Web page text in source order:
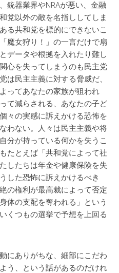
銃器業界やNRAが悪い、金融
党以外の敵を名指ししてしま
る共和党を標的にできないこ
魔女狩り！」の一言だけで扇
データや根拠を入れたり難し
心を失ってしまうのも民主党
は民主主義に対する脅威だ、
ってあなたの家族が狙われ
て減らされる、あなたの子ど
々の実感に訴えかける恐怖を
わない。人々は民主主義や将
分が持っている何かを失うこ
たとえば「共和党によって社
したちは年金や健康保険を失
した恐怖に訴えかけるべき
の権利が最高裁によって否定
体の支配を奪われる」という
くつもの選挙で予想を上回る
にありがちな、細部にこだわ
う、という話があるのだけれ